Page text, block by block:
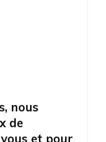
nous
de
et pour